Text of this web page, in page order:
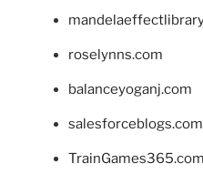
roselynns.com
balanceyoganj.com
salesforceblogs.com
TrainGames365.com